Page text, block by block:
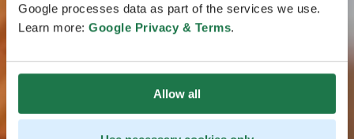
Google processes data as part of the services we use.
Learn more: Google Privacy & Terms.
Allow all